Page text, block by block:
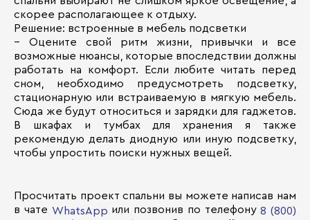
скорее располагающее к отдыху.
Решение: встроенные в мебель подсветки
– Оцените свой ритм жизни, привычки и все
возможные нюансы, которые впоследствии должны
работать на комфорт. Если любите читать перед
сном, необходимо предусмотреть подсветку,
стационарную или встраиваемую в мягкую мебель.
Сюда же будут относиться и зарядки для гаджетов.
В шкафах и тумбах для хранения я также
рекомендую делать диодную или иную подсветку,
чтобы упростить поиски нужных вещей.
Просчитать проект спальни вы можете написав нам
в чате WhatsApp или позвонив по телефону8 (800)